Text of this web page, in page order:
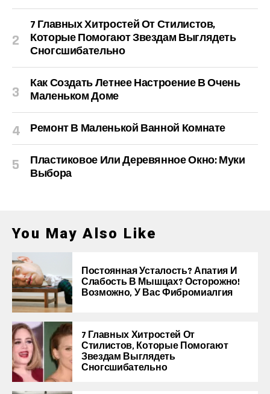
7 Главных Хитростей От Стилистов,
Которые Помогают Звездам Выглядеть
Сногсшибательно
Как Создать Летнее Настроение В Очень
Маленьком Доме
Ремонт В Маленькой Ванной Комнате
Пластиковое Или Деревянное Окно: Муки
Выбора
You May Also Like
Постоянная Усталость? Апатия И
Слабость В Мышцах? Осторожно!
Возможно, У Вас Фибромиалгия
7 Главных Хитростей От
Стилистов, Которые Помогают
Звездам Выглядеть
Сногсшибательно